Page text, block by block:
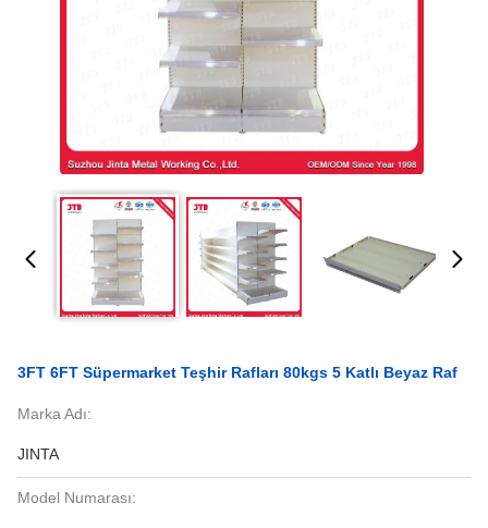
3FT 6FT Süpermarket Teşhir Rafları 80kgs 5 Katlı Beyaz Raf
Marka Adı:
JINTA
Model Numarası: